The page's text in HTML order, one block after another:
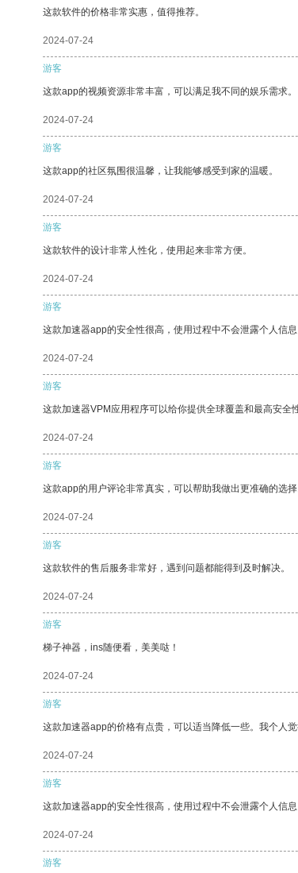
这款软件的价格非常实惠，值得推荐。
2024-07-24
游客
这款app的视频资源非常丰富，可以满足我不同的娱乐需求。
2024-07-24
游客
这款app的社区氛围很温馨，让我能够感受到家的温暖。
2024-07-24
游客
这款软件的设计非常人性化，使用起来非常方便。
2024-07-24
游客
这款加速器app的安全性很高，使用过程中不会泄露个人信
2024-07-24
游客
这款加速器VPM应用程序可以给你提供全球覆盖和最高安全
2024-07-24
游客
这款app的用户评论非常真实，可以帮助我做出更准确的选择
2024-07-24
游客
这款软件的售后服务非常好，遇到问题都能得到及时解决。
2024-07-24
游客
梯子神器，ins随便看，美美哒！
2024-07-24
游客
这款加速器app的价格有点贵，可以适当降低一些。我个人
2024-07-24
游客
这款加速器app的安全性很高，使用过程中不会泄露个人信息
2024-07-24
游客